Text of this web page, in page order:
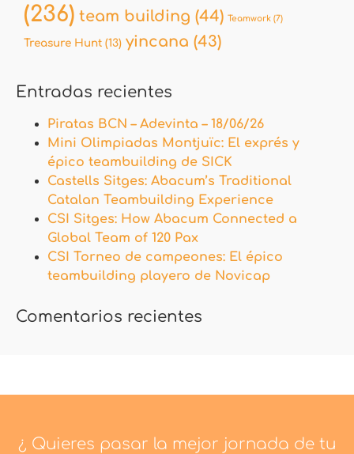
(236) team building (44) Teamwork (7)
Treasure Hunt (13) yincana (43)
Entradas recientes
Piratas BCN – Adevinta – 18/06/26
Mini Olimpiadas Montjuïc: El exprés y
épico teambuilding de SICK
Castells Sitges: Abacum’s Traditional
Catalan Teambuilding Experience
CSI Sitges: How Abacum Connected a
Global Team of 120 Pax
CSI Torneo de campeones: El épico
teambuilding playero de Novicap
Comentarios recientes
¿ Quieres pasar la mejor jornada de tu